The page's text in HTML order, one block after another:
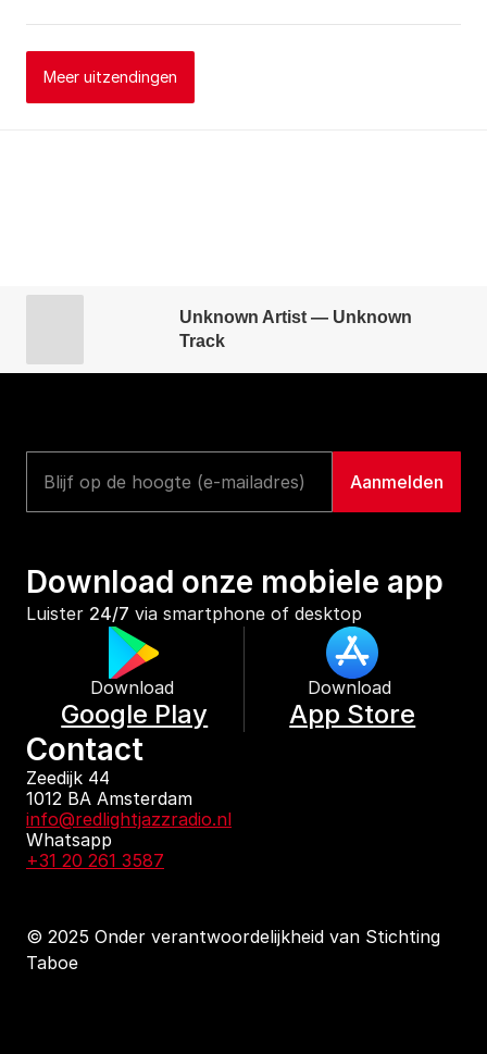
Meer uitzendingen
Unknown Artist — Unknown
Track
Download onze mobiele app
Luister 24/7 via smartphone of desktop
Download
Google Play
Download
App Store
Contact
Zeedijk 44
1012 BA Amsterdam
info@redlightjazzradio.nl
Whatsapp
+31 20 261 3587
© 2025 Onder verantwoordelijkheid van Stichting
Taboe